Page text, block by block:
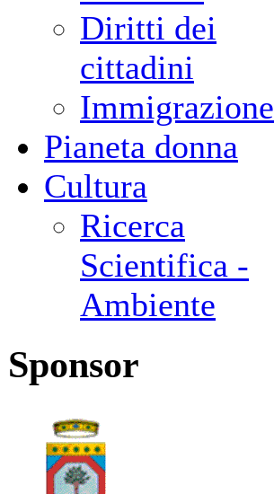
Diritti dei
cittadini
Immigrazione
Pianeta donna
Cultura
Ricerca
Scientifica -
Ambiente
Sponsor